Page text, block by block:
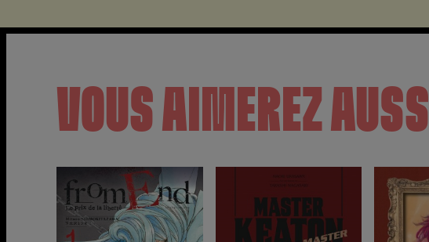
VOUS AIMEREZ AUSSI